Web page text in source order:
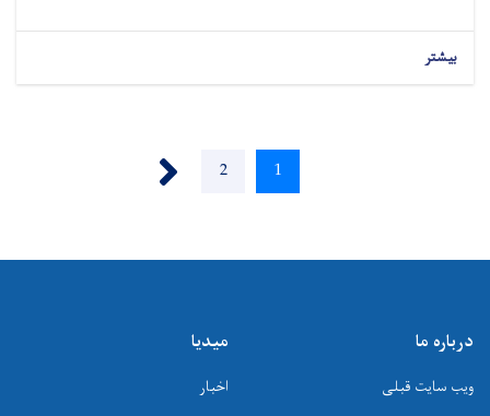
بیشتر
Current
1
Page
2
درباره ما
ویب سایت قبلی
میدیا
اخبار